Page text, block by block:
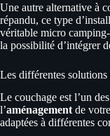
Une autre alternative à
répandu, ce type
véritable micro
la possibilité d’intégrer
Les différentes solutions
Le couchage est l’un
l’aménagement de
adaptées à différentes